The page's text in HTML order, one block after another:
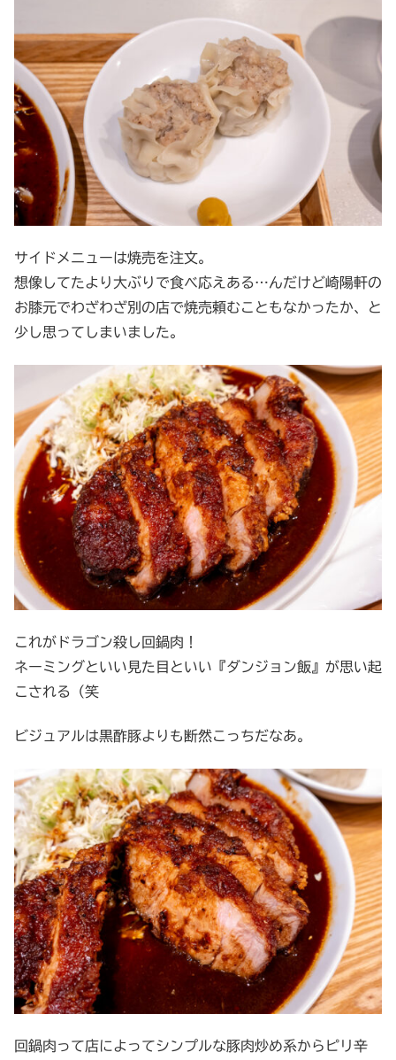
サイドメニューは焼売を注文。
想像してたより大ぶりで食べ応えある…んだけど崎陽軒の
お膝元でわざわざ別の店で焼売頼むこともなかったか、と
少し思ってしまいました。
これがドラゴン殺し回鍋肉！
ネーミングといい見た目といい『ダンジョン飯』が思い起
こされる（笑
ビジュアルは黒酢豚よりも断然こっちだなあ。
回鍋肉って店によってシンプルな豚肉炒め系からピリ辛